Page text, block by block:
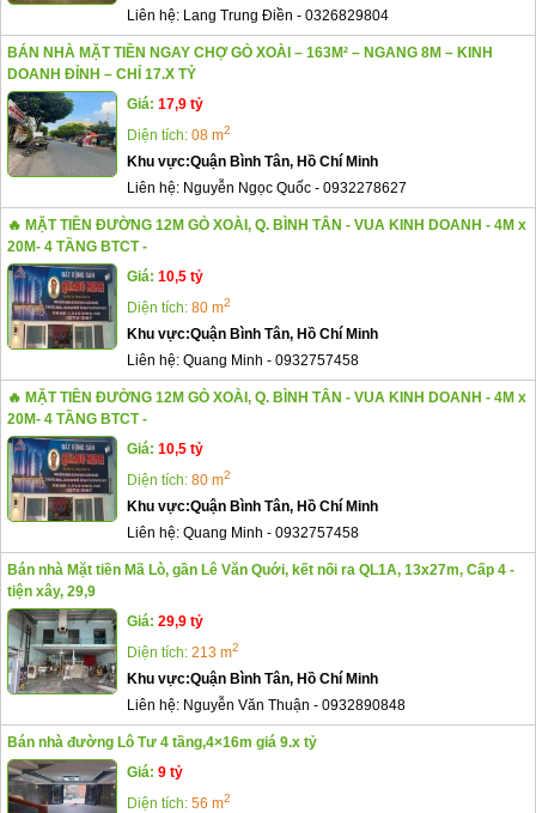
Liên hệ: Lang Trung Điền - 0326829804
BÁN NHÀ MẶT TIỀN NGAY CHỢ GÒ XOÀI – 163M² – NGANG 8M – KINH
DOANH ĐỈNH – CHỈ 17.X TỶ
Giá: 17,9 tỷ
Diện tích: 08 m2
Khu vực:Quận Bình Tân, Hồ Chí Minh
Liên hệ: Nguyễn Ngọc Quốc - 0932278627
🔥 MẶT TIỀN ĐƯỜNG 12M GÒ XOÀI, Q. BÌNH TÂN - VUA KINH DOANH - 4M x
20M- 4 TẦNG BTCT -
Giá: 10,5 tỷ
Diện tích: 80 m2
Khu vực:Quận Bình Tân, Hồ Chí Minh
Liên hệ: Quang Minh - 0932757458
🔥 MẶT TIỀN ĐƯỜNG 12M GÒ XOÀI, Q. BÌNH TÂN - VUA KINH DOANH - 4M x
20M- 4 TẦNG BTCT -
Giá: 10,5 tỷ
Diện tích: 80 m2
Khu vực:Quận Bình Tân, Hồ Chí Minh
Liên hệ: Quang Minh - 0932757458
Bán nhà Mặt tiền Mã Lò, gần Lê Văn Quới, kết nối ra QL1A, 13x27m, Cấp 4 -
tiện xây, 29,9
Giá: 29,9 tỷ
Diện tích: 213 m2
Khu vực:Quận Bình Tân, Hồ Chí Minh
Liên hệ: Nguyễn Văn Thuận - 0932890848
Bán nhà đường Lô Tư 4 tầng,4×16m giá 9.x tỷ
Giá: 9 tỷ
Diện tích: 56 m2